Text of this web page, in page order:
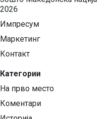
2026
Импресум
Маркетинг
Контакт
Категории
На прво место
Коментари